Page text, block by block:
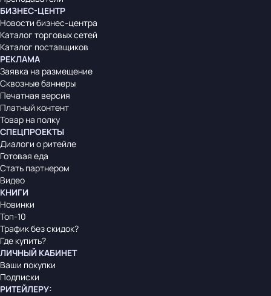
БИЗНЕС-ЦЕНТР
Новости бизнес-центра
Каталог торговых сетей
Каталог поставщиков
РЕКЛАМА
Заявка на размещение
Сквозные баннеры
Печатная версия
Платный контент
Товар на полку
СПЕЦПРОЕКТЫ
Диалоги о ритейле
Готовая еда
Стать партнером
Видео
КНИГИ
Новинки
Топ-10
Трафик без скидок?
Где купить?
ЛИЧНЫЙ КАБИНЕТ
Ваши покупки
Подписки
РИТЕЙЛЕРУ: